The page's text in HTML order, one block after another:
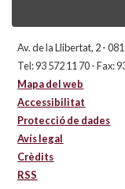
Av. de la Llibertat, 2 -
Tel: 93 572 11 70 - Fax:
Mapa del web
Accessibilitat
Protecció de dades
Avís legal
Crèdits
RSS